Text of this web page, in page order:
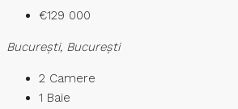
€129 000
București, București
2 Camere
1 Baie